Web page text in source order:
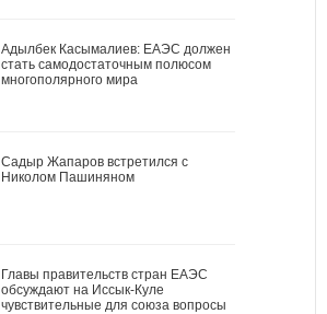
Адылбек Касымалиев: ЕАЭС должен
стать самодостаточным полюсом
многополярного мира
Садыр Жапаров встретился с
Николом Пашиняном
Главы правительств стран ЕАЭС
обсуждают на Иссык-Куле
чувствительные для союза вопросы